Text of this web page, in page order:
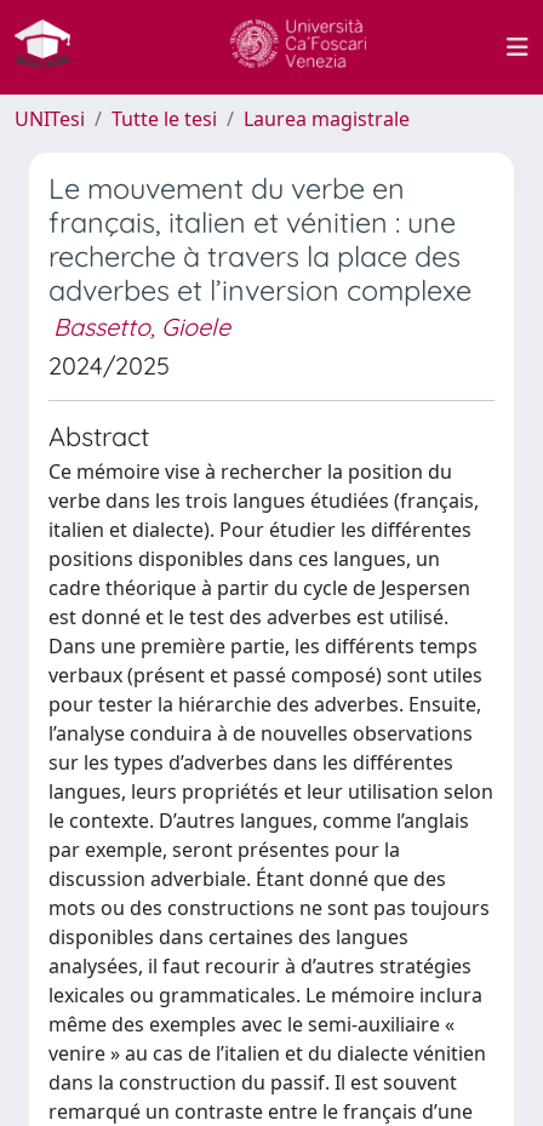
UNITesi Tutte le tesi Laurea magistrale
Le mouvement du verbe en
français, italien et vénitien : une
recherche à travers la place des
adverbes et l’inversion complexe
Bassetto, Gioele
2024/2025
Abstract
Ce mémoire vise à rechercher la position du
verbe dans les trois langues étudiées (français,
italien et dialecte). Pour étudier les différentes
positions disponibles dans ces langues, un
cadre théorique à partir du cycle de Jespersen
est donné et le test des adverbes est utilisé.
Dans une première partie, les différents temps
verbaux (présent et passé composé) sont utiles
pour tester la hiérarchie des adverbes. Ensuite,
l’analyse conduira à de nouvelles observations
sur les types d’adverbes dans les différentes
langues, leurs propriétés et leur utilisation selon
le contexte. D’autres langues, comme l’anglais
par exemple, seront présentes pour la
discussion adverbiale. Étant donné que des
mots ou des constructions ne sont pas toujours
disponibles dans certaines des langues
analysées, il faut recourir à d’autres stratégies
lexicales ou grammaticales. Le mémoire inclura
même des exemples avec le semi-auxiliaire «
venire » au cas de l’italien et du dialecte vénitien
dans la construction du passif. Il est souvent
remarqué un contraste entre le français d’une